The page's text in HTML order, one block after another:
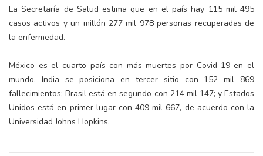
La Secretaría de Salud estima que en el país hay 115 mil 495
casos activos y un millón 277 mil 978 personas recuperadas de
la enfermedad.
México es el cuarto país con más muertes por Covid-19 en el
mundo. India se posiciona en tercer sitio con 152 mil 869
fallecimientos; Brasil está en segundo con 214 mil 147; y Estados
Unidos está en primer lugar con 409 mil 667, de acuerdo con la
Universidad Johns Hopkins.